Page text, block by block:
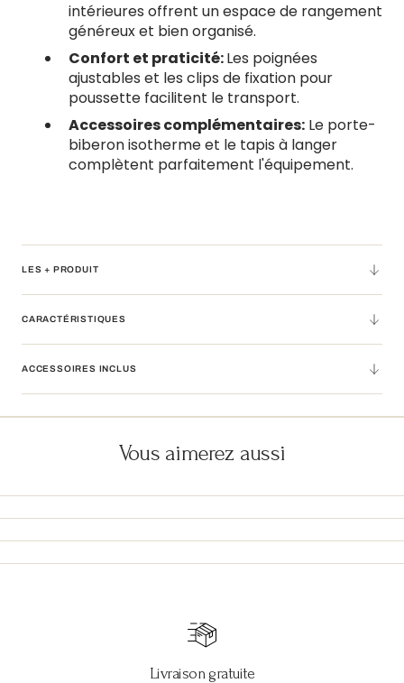
intérieures offrent un espace de rangement
généreux et bien organisé.
Confort et praticité:Les poignées
ajustables et les clips de fixation pour
poussette facilitent le transport.
Accessoires complémentaires: Le porte-
biberon isotherme et le tapis à langer
complètent parfaitement l'équipement.
LES + PRODUIT
CARACTÉRISTIQUES
ACCESSOIRES INCLUS
Vous aimerez aussi
Livraison gratuite